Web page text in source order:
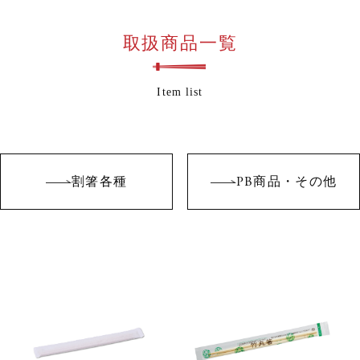
取扱商品一覧
Item list
割箸各種 PB商品・その他